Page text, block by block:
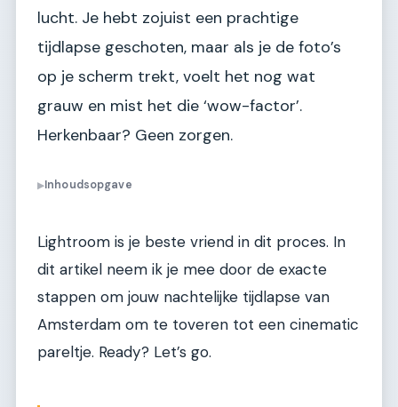
lucht. Je hebt zojuist een prachtige
tijdlapse geschoten, maar als je de foto’s
op je scherm trekt, voelt het nog wat
grauw en mist het die ‘wow-factor’.
Herkenbaar? Geen zorgen.
▶Inhoudsopgave
Lightroom is je beste vriend in dit proces. In
dit artikel neem ik je mee door de exacte
stappen om jouw nachtelijke tijdlapse van
Amsterdam om te toveren tot een cinematic
pareltje. Ready? Let’s go.